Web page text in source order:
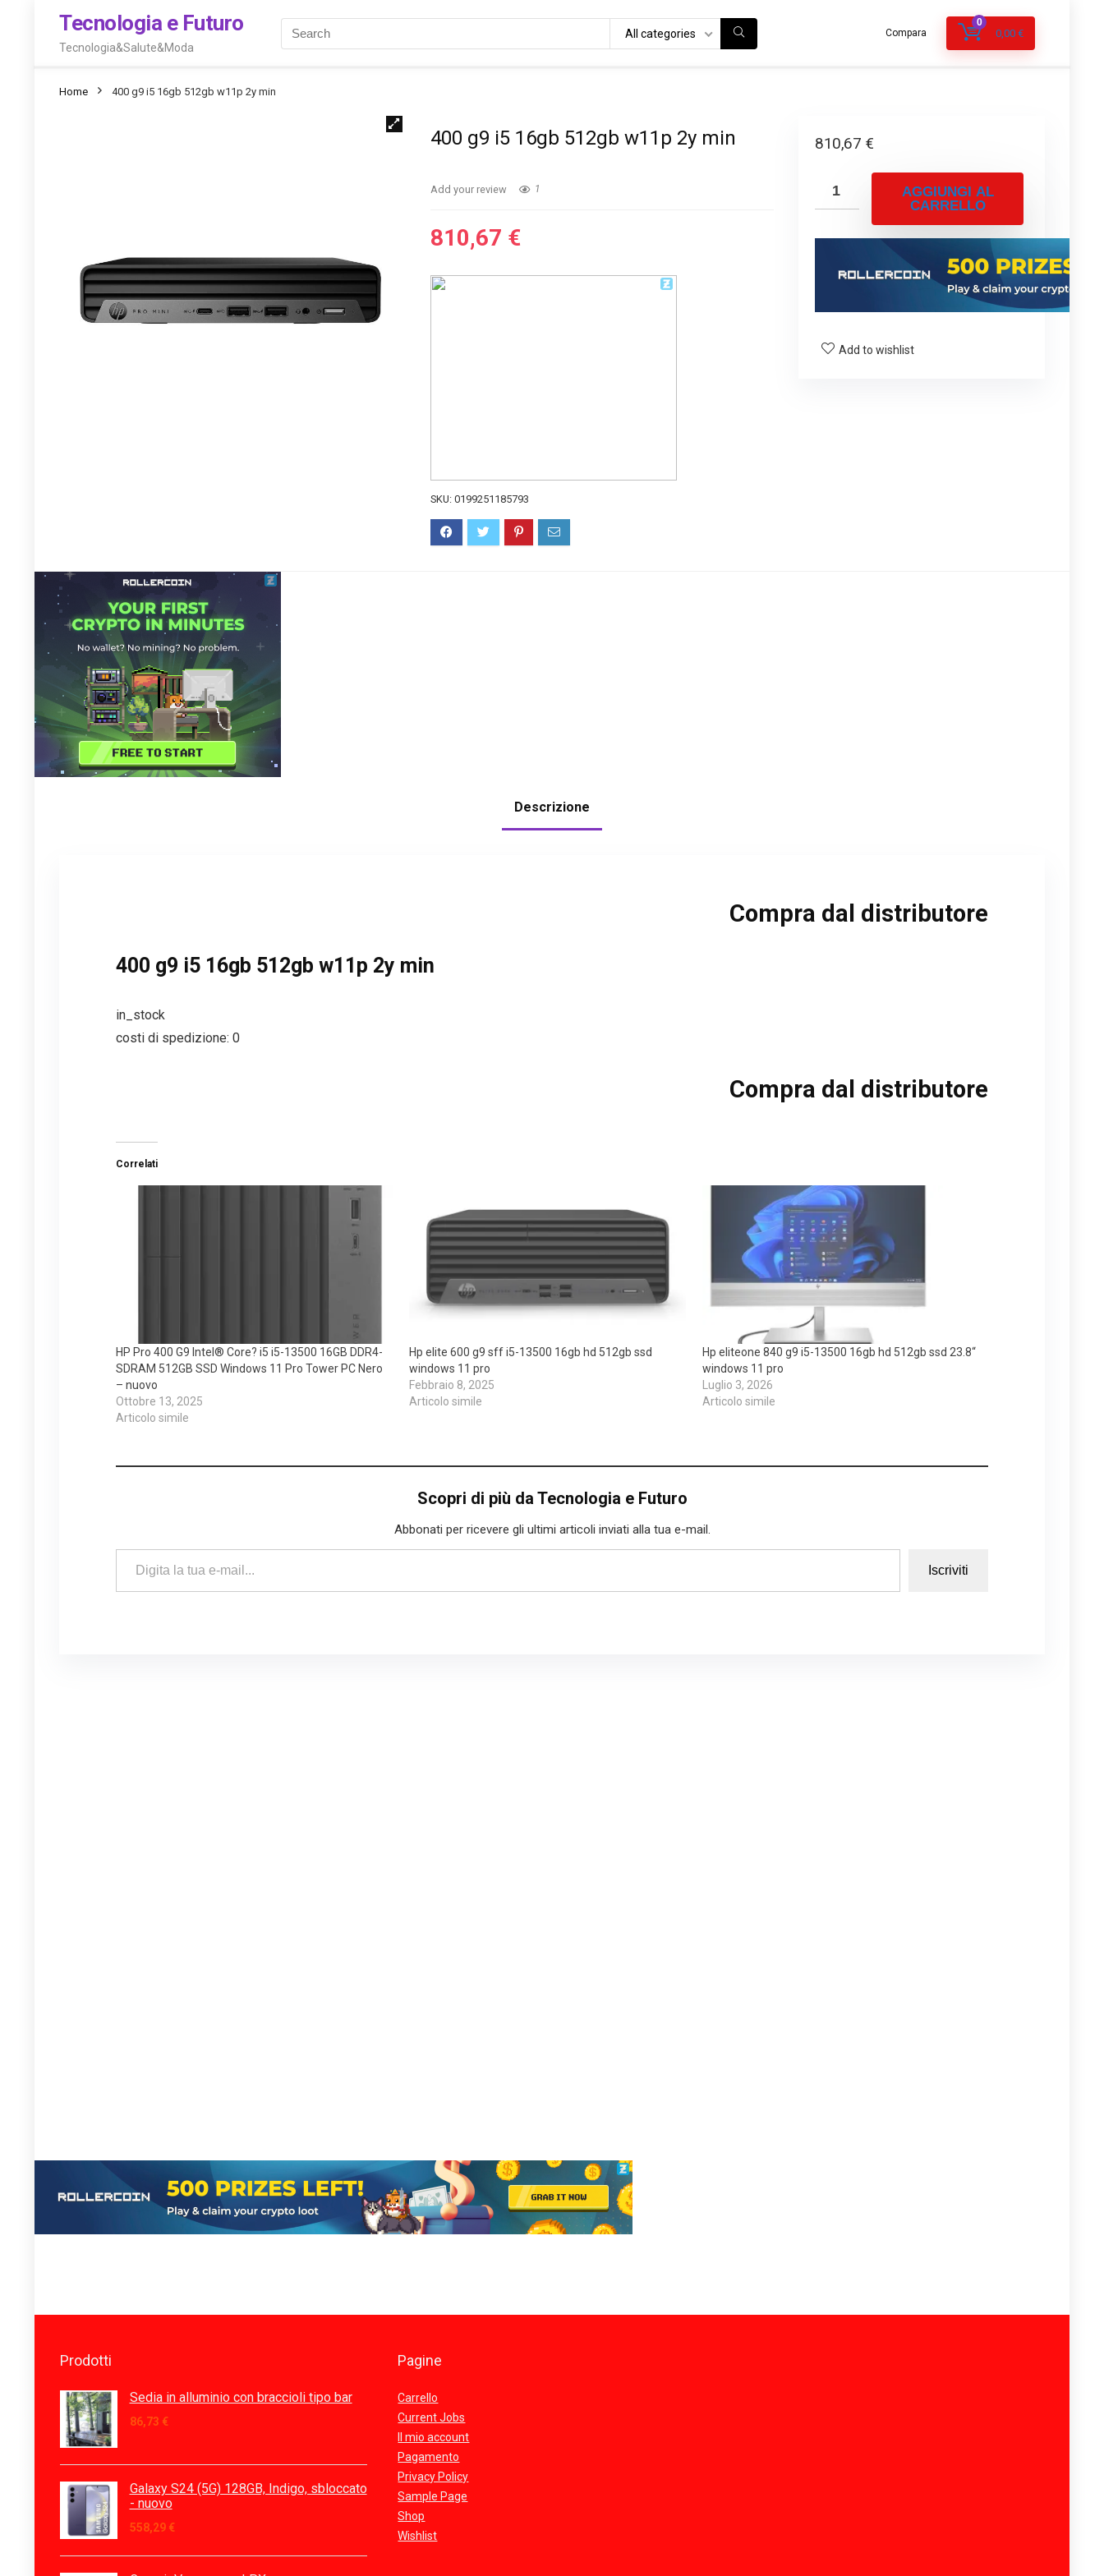
Tecnologia e Futuro
Tecnologia&Salute&Moda
All categories Compara
0
0,00 €
Home 400 g9 i5 16gb 512gb w11p 2y min
400 g9 i5 16gb 512gb w11p 2y min
Add your review 1
810,67 €
SKU:0199251185793
810,67 €
AGGIUNGI AL
CARRELLO
Add to wishlist
Descrizione
Compra dal distributore
400 g9 i5 16gb 512gb w11p 2y min
in_stock
costi di spedizione: 0
Compra dal distributore
Correlati
HP Pro 400 G9 Intel® Core? i5 i5-13500 16GB DDR4-
SDRAM 512GB SSD Windows 11 Pro Tower PC Nero
– nuovo
Ottobre 13, 2025
Articolo simile
Hp elite 600 g9 sff i5-13500 16gb hd 512gb ssd
windows 11 pro
Febbraio 8, 2025
Articolo simile
Hp eliteone 840 g9 i5-13500 16gb hd 512gb ssd 23.8“
windows 11 pro
Luglio 3, 2026
Articolo simile
Scopri di più da Tecnologia e Futuro
Abbonati per ricevere gli ultimi articoli inviati alla tua e-mail.
Digita la tua e-mail...
Iscriviti
Prodotti
Sedia in alluminio con braccioli tipo bar
86,73 €
Galaxy S24 (5G) 128GB, Indigo, sbloccato
- nuovo
558,29 €
Pagine
Carrello
Current Jobs
Il mio account
Pagamento
Privacy Policy
Sample Page
Shop
Wishlist